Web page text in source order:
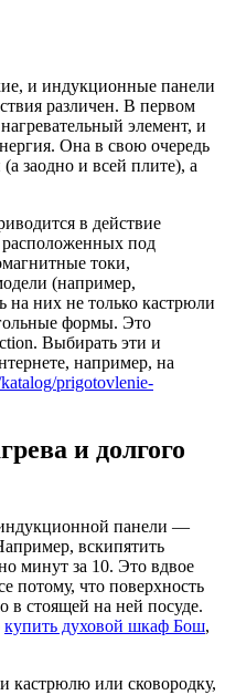
и индукционные панели
различен. В первом
элемент, и
Она в свою очередь
заодно и всей плите), а
в действие
под
токи,
(например,
на них не только кастрюли
формы. Это
Выбирать эти и
например, на
prigotovlenie-
и долгого
панели —
вскипятить
минут за 10. Это вдвое
потому, что поверхность
в стоящей на ней посуде.
купить духовой шкаф Бош,
кастрюлю или сковородку,